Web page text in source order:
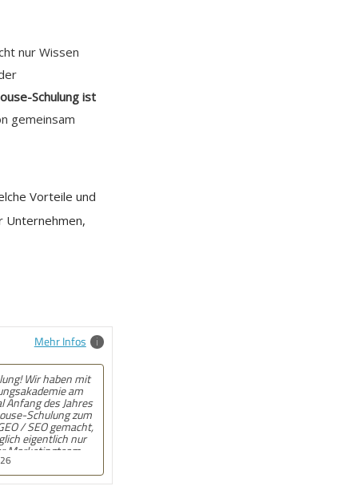
nur Wissen
Schulung ist
gemeinsam
Vorteile und
Unternehmen,
Mehr Infos
Angebot kam
auf den Punkt.
beim
wirklich jemand
gut!